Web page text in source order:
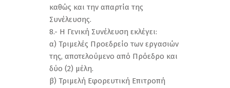
καθώς και την απαρτία της
Συνέλευσης.
8.- Η Γενική Συνέλευση εκλέγει:
α) Τριμελές Προεδρείο των εργασιών
της, αποτελούμενο από Πρόεδρο και
δύο (2) μέλη.
β) Τριμελή Εφορευτική Επιτροπή